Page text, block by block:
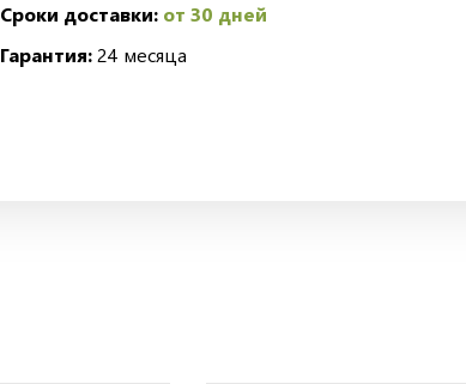
Сроки доставки: от 30 дней
Гарантия:24 месяца